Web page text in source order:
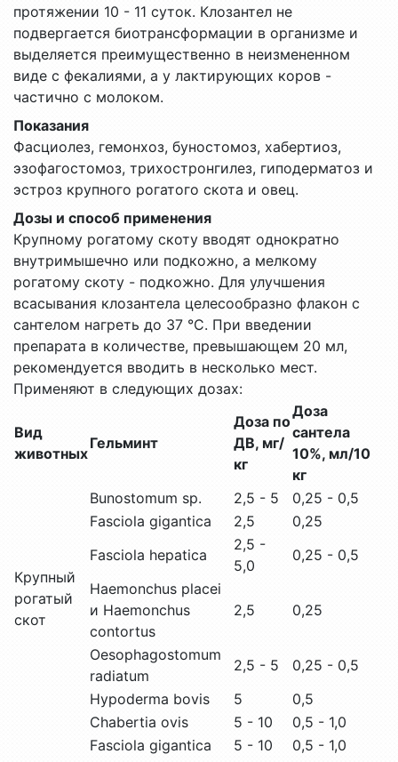
протяжении 10 - 11 суток. Клозантел не
подвергается биотрансформации в организме и
выделяется преимущественно в неизмененном
виде с фекалиями, а у лактирующих коров -
частично с молоком.
Показания
Фасциолез, гемонхоз, буностомоз, хабертиоз,
эзофагостомоз, трихостронгилез, гиподерматоз и
эстроз крупного рогатого скота и овец.
Дозы и способ применения
Крупному рогатому скоту вводят однократно
внутримышечно или подкожно, а мелкому
рогатому скоту - подкожно. Для улучшения
всасывания клозантела целесообразно флакон с
сантелом нагреть до 37 °С. При введении
препарата в количестве, превышающем 20 мл,
рекомендуется вводить в несколько мест.
Применяют в следующих дозах:
Вид
животных
Гельминт
Доза по
ДВ, мг/
кг
Доза
сантела
10%, мл/10
кг
Крупный
рогатый
скот
Bunostomum sp. 2,5 - 5
0,25 - 0,5
Fasciola gigantica
2,5
0,25
Fasciola hepatica
2,5 -
5,0
0,25 - 0,5
Haemonchus placei
и Haemonchus
contortus
2,5 0,25
Oesophagostomum
radiatum
2,5 - 5
0,25 - 0,5
Hypoderma bovis
5
0,5
Chabertia ovis
5 - 10
0,5 - 1,0
Fasciola gigantica
5 - 10
0,5 - 1,0